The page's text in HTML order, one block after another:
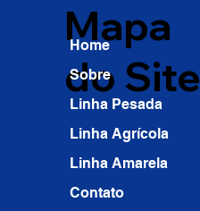
Mapa
do Site
Home
Sobre
Linha Pesada
Linha Agrícola
Linha Amarela
Contato